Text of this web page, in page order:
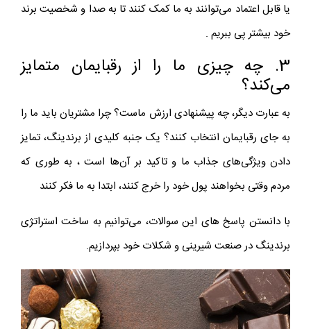
یا قابل اعتماد می‌توانند به ما کمک کنند تا به صدا و شخصیت برند
خود بیشتر پی ببریم .
3. چه چیزی ما را از رقبایمان متمایز
می‌کند؟
به عبارت دیگر، چه پیشنهادی ارزش ماست؟ چرا مشتریان باید ما را
به جای رقبایمان انتخاب کنند؟ یک جنبه کلیدی از برندینگ، تمایز
دادن ویژگی‌های جذاب ما و تاکید بر آن‌ها است ، به طوری که
مردم وقتی بخواهند پول خود را خرج کنند، ابتدا به ما فکر کنند
با دانستن پاسخ‌ های این سوالات، می‌توانیم به ساخت استراتژی
برندینگ در صنعت شیرینی و شکلات خود بپردازیم.